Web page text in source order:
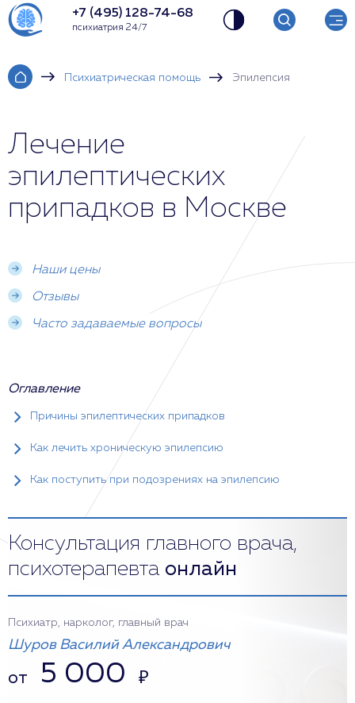
+7 (495) 128-74-68
психиатрия 24/7
Психиатрическая помощь Эпилепсия
Лечение
эпилептических
припадков в Москве
Наши цены
Отзывы
Часто задаваемые вопросы
Оглавление
Причины эпилептических припадков
Как лечить хроническую эпилепсию
Как поступить при подозрениях на эпилепсию
Консультация главного врача,
психотерапевта онлайн
Психиатр, нарколог, главный врач
Шуров Василий Александрович
от 5 000 ₽